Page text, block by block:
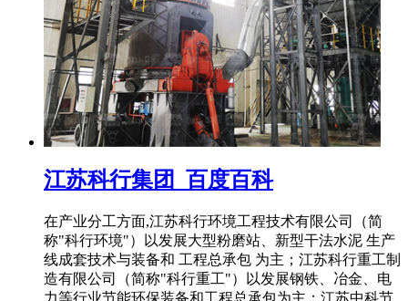
江苏科行集团_百度百科
在产业分工方面,江苏科行环境工程技术有限公司（简
称"科行环境"）以发展大型粉磨站、新型干法水泥 生产
线成套技术与装备和 工程总承包 为主；江苏科行重工制
造有限公司（简称"科行重工"）以发展钢铁、冶金、电